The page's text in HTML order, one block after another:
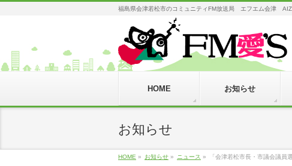
福島県会津若松市のコミュニティFM放送局 エフエム会津
HOME お知らせ
お知らせ
HOME » お知らせ » ニュース » 「会津若松市長・市議会議員